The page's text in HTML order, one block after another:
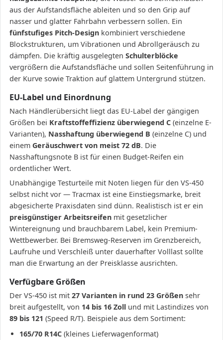
aus der Aufstandsfläche ableiten und so den Grip auf
nasser und glatter Fahrbahn verbessern sollen. Ein
fünfstufiges Pitch-Design kombiniert verschiedene
Blockstrukturen, um Vibrationen und Abrollgeräusch zu
dämpfen. Die kräftig ausgelegten Schulterblöcke
vergrößern die Aufstandsfläche und sollen Seitenführung in
der Kurve sowie Traktion auf glattem Untergrund stützen.
EU-Label und Einordnung
Nach Händlerübersicht liegt das EU-Label der gängigen
Größen bei Kraftstoffeffizienz überwiegend C (einzelne E-
Varianten), Nasshaftung überwiegend B (einzelne C) und
einem Geräuschwert von meist 72 dB. Die
Nasshaftungsnote B ist für einen Budget-Reifen ein
ordentlicher Wert.
Unabhängige Testurteile mit Noten liegen für den VS-450
selbst nicht vor — Tracmax ist eine Einstiegsmarke, breit
abgesicherte Praxisdaten sind dünn. Realistisch ist er ein
preisgünstiger Arbeitsreifen mit gesetzlicher
Wintereignung und brauchbarem Label, kein Premium-
Wettbewerber. Bei Bremsweg-Reserven im Grenzbereich,
Laufruhe und Verschleiß unter dauerhafter Volllast sollte
man die Erwartung an der Preisklasse ausrichten.
Verfügbare Größen
Der VS-450 ist mit 27 Varianten in rund 23 Größen sehr
breit aufgestellt, von 14 bis 16 Zoll und mit Lastindizes von
89 bis 121 (Speed R/T). Beispiele aus dem Sortiment:
165/70 R14C (kleines Lieferwagenformat)